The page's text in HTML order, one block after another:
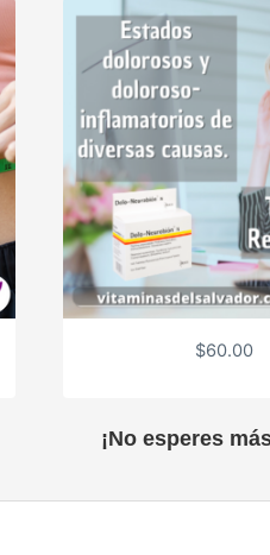
$60.00
¡No esperes